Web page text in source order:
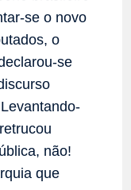
se o novo
o
se
não!
que